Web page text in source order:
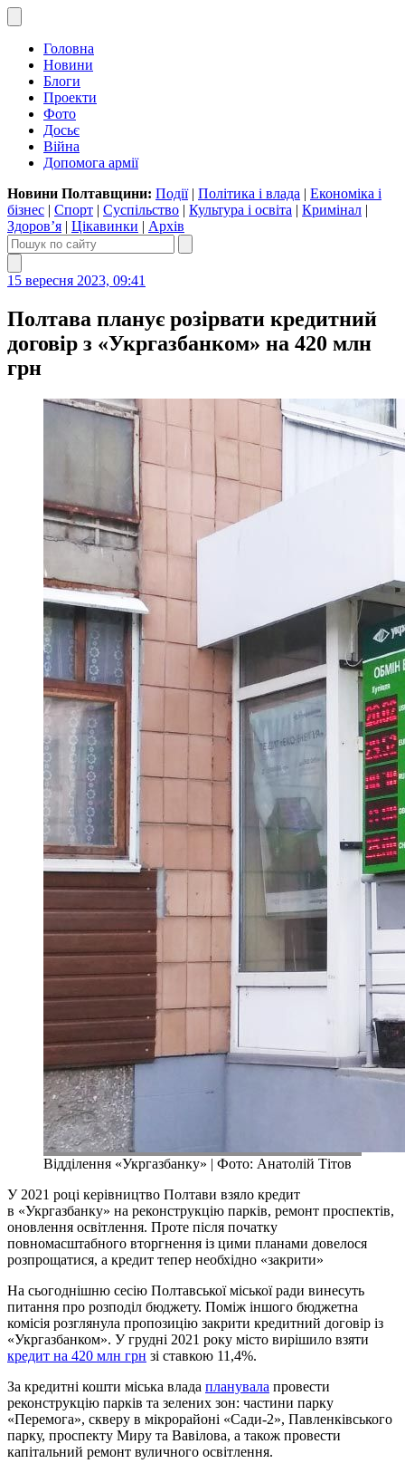
Головна
Новини
Блоги
Проекти
Фото
Досьє
Війна
Допомога армії
Новини Полтавщини: Події| Політика і влада | Економіка і
бізнес | Спорт | Суспільство | Культура і освіта | Кримінал |
Здоров’я | Цікавинки | Архів
15 вересня 2023, 09:41
Полтава планує розірвати кредитний
договір з «Укргазбанком» на 420 млн
грн
Відділення «Укргазбанку» | Фото: Анатолій Тітов
У 2021 році керівництво Полтави взяло кредит
в «Укргазбанку» на реконструкцію парків, ремонт проспектів,
оновлення освітлення. Проте після початку
повномасштабного вторгнення із цими планами довелося
розпрощатися, а кредит тепер необхідно «закрити»
На сьогоднішню сесію Полтавської міської ради винесуть
питання про розподіл бюджету. Поміж іншого бюджетна
комісія розглянула пропозицію закрити кредитний договір із
«Укргазбанком». У грудні 2021 року місто вирішило взяти
кредит на 420 млн грн зі ставкою 11,4%.
За кредитні кошти міська влада планувала провести
реконструкцію парків та зелених зон: частини парку
«Перемога», скверу в мікрорайоні «Сади-2», Павленківського
парку, проспекту Миру та Вавілова, а також провести
капітальний ремонт вуличного освітлення.